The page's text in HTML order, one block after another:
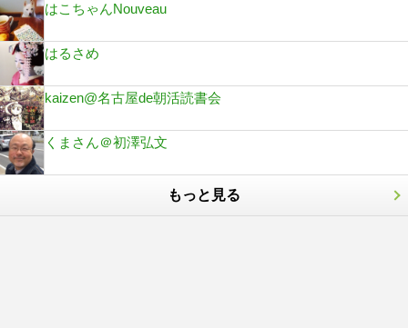
はこちゃんNouveau
はるさめ
kaizen@名古屋de朝活読書会
くまさん＠初澤弘文
もっと見る